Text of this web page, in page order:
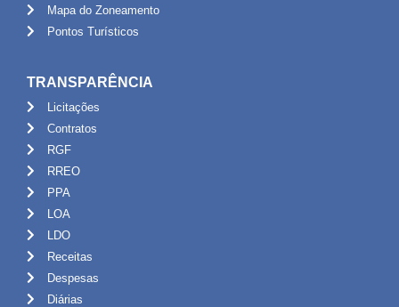
Mapa do Zoneamento
Pontos Turísticos
TRANSPARÊNCIA
Licitações
Contratos
RGF
RREO
PPA
LOA
LDO
Receitas
Despesas
Diárias